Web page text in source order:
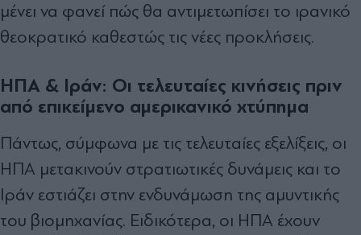
μένει να φανεί πώς θα αντιμετωπίσει το ιρανικό
θεοκρατικό καθεστώς τις νέες προκλήσεις.
ΗΠΑ & Ιράν: Οι τελευταίες κινήσεις πριν
από επικείμενο αμερικανικό χτύπημα
Πάντως, σύμφωνα με τις τελευταίες εξελίξεις, οι
ΗΠΑ μετακινούν στρατιωτικές δυνάμεις και το
Ιράν εστιάζει στην ενδυνάμωση της αμυντικής
του βιομηχανίας. Ειδικότερα, οι ΗΠΑ έχουν